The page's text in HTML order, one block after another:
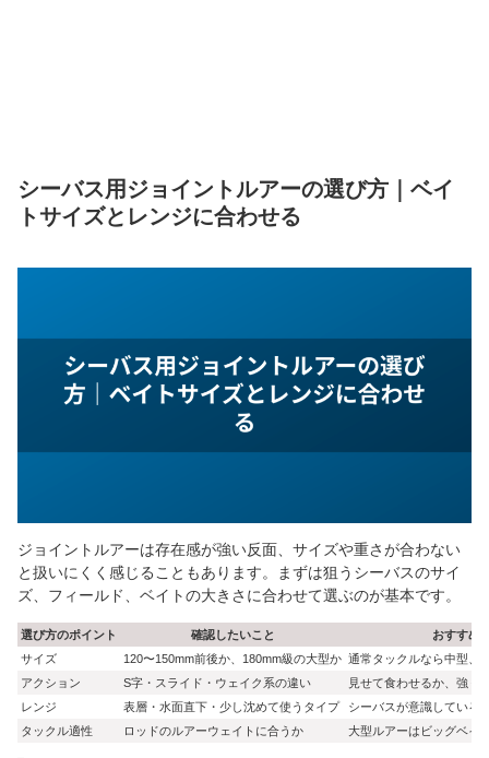
シーバス用ジョイントルアーの選び方｜ベイ
トサイズとレンジに合わせる
ジョイントルアーは存在感が強い反面、サイズや重さが合わない
と扱いにくく感じることもあります。まずは狙うシーバスのサイ
ズ、フィールド、ベイトの大きさに合わせて選ぶのが基本です。
選び方のポイント 確認したいこと
おすすめ
サイズ
120〜150mm前後か、180mm級の大型か 通常タックルなら中型、
アクション
S字・スライド・ウェイク系の違い
見せて食わせるか、強く
レンジ
表層・水面直下・少し沈めて使うタイプ
シーバスが意識している
タックル適性
ロッドのルアーウェイトに合うか 大型ルアーはビッグベイ